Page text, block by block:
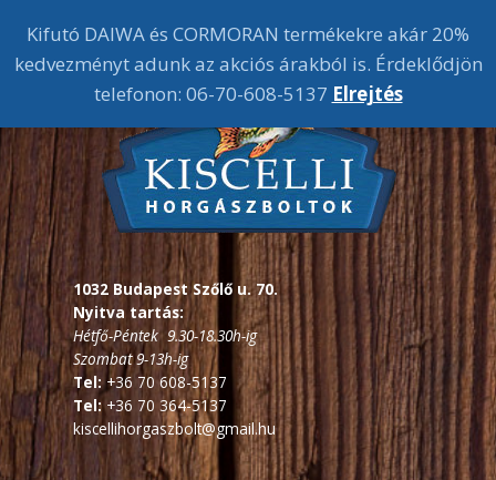
1032 Budapest Szőlő u. 70.
Nyitva tartás:
Hétfő-Péntek 9.30-18.30h-ig
Szombat 9-13h-ig
Tel:+36 70 608-5137
Tel: +36 70 364-5137
kiscellihorgaszbolt@gmail.hu
Kifutó DAIWA és CORMORAN termékekre akár 20%
kedvezményt adunk az akciós árakból is. Érdeklődjön
telefonon: 06-70-608-5137 Elrejtés